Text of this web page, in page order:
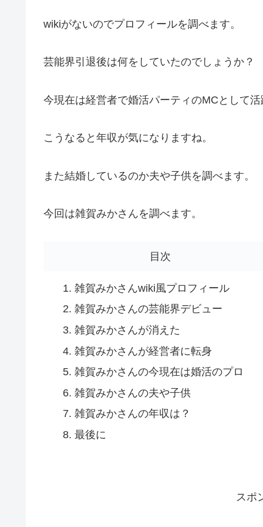
wikiがないのでプロフィールを調べます。
芸能界引退後は何をしていたのでしょうか？
今現在は経営者で婚活パーティのMCとして活
こうなると年収が気になりますね。
また結婚しているのか夫や子供を調べます。
今回は雑賀みかさんを調べます。
目次
雑賀みかさんwiki風プロフィール
雑賀みかさんの芸能界デビュー
雑賀みかさんが消えた
雑賀みかさんが経営者に転身
雑賀みかさんの今現在は婚活のプロ
雑賀みかさんの夫や子供
雑賀みかさんの年収は？
最後に
スポ